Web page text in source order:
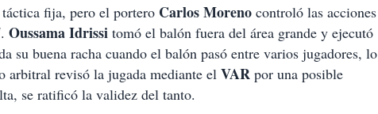
fija, pero el portero Carlos Moreno controló las acciones
. Oussama Idrissi tomó el balón fuera del área grande y ejecutó
su buena racha cuando el balón pasó entre varios jugadores, lo
revisó la jugada mediante el VAR por una posible
se ratificó la validez del tanto.